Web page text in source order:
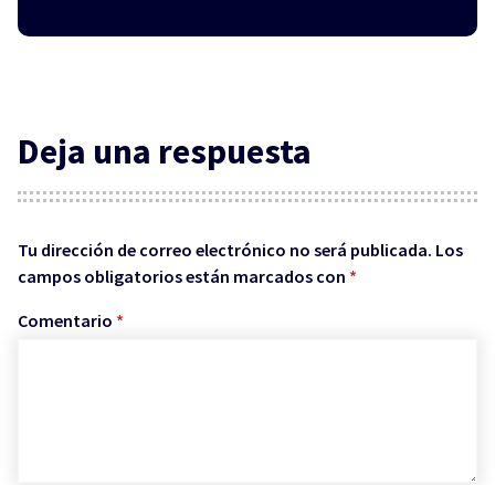
Deja una respuesta
Tu dirección de correo electrónico no será publicada. Los
campos obligatorios están marcados con *
Comentario *